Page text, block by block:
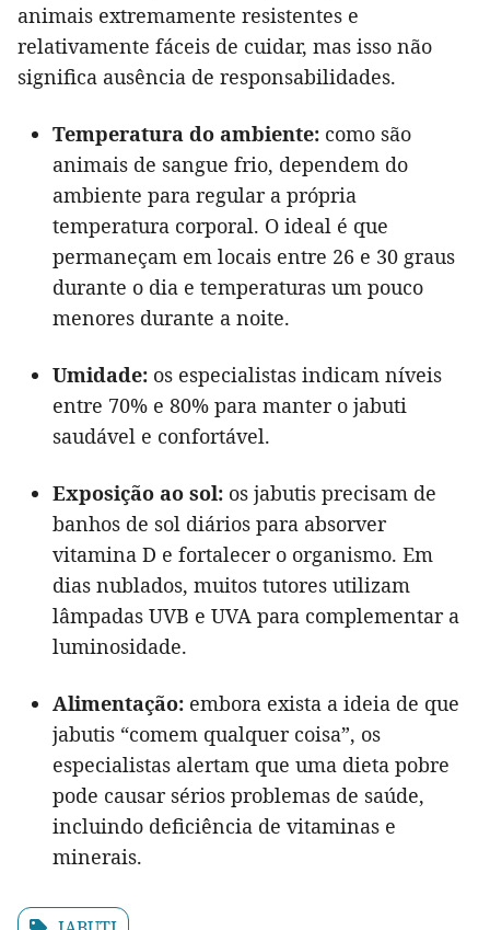
animais extremamente resistentes e
relativamente fáceis de cuidar, mas isso não
significa ausência de responsabilidades.
Temperatura do ambiente: como são
animais de sangue frio, dependem do
ambiente para regular a própria
temperatura corporal. O ideal é que
permaneçam em locais entre 26 e 30 graus
durante o dia e temperaturas um pouco
menores durante a noite.
Umidade: os especialistas indicam níveis
entre 70% e 80% para manter o jabuti
saudável e confortável.
Exposição ao sol: os jabutis precisam de
banhos de sol diários para absorver
vitamina D e fortalecer o organismo. Em
dias nublados, muitos tutores utilizam
lâmpadas UVB e UVA para complementar a
luminosidade.
Alimentação: embora exista a ideia de que
jabutis “comem qualquer coisa”, os
especialistas alertam que uma dieta pobre
pode causar sérios problemas de saúde,
incluindo deficiência de vitaminas e
minerais.